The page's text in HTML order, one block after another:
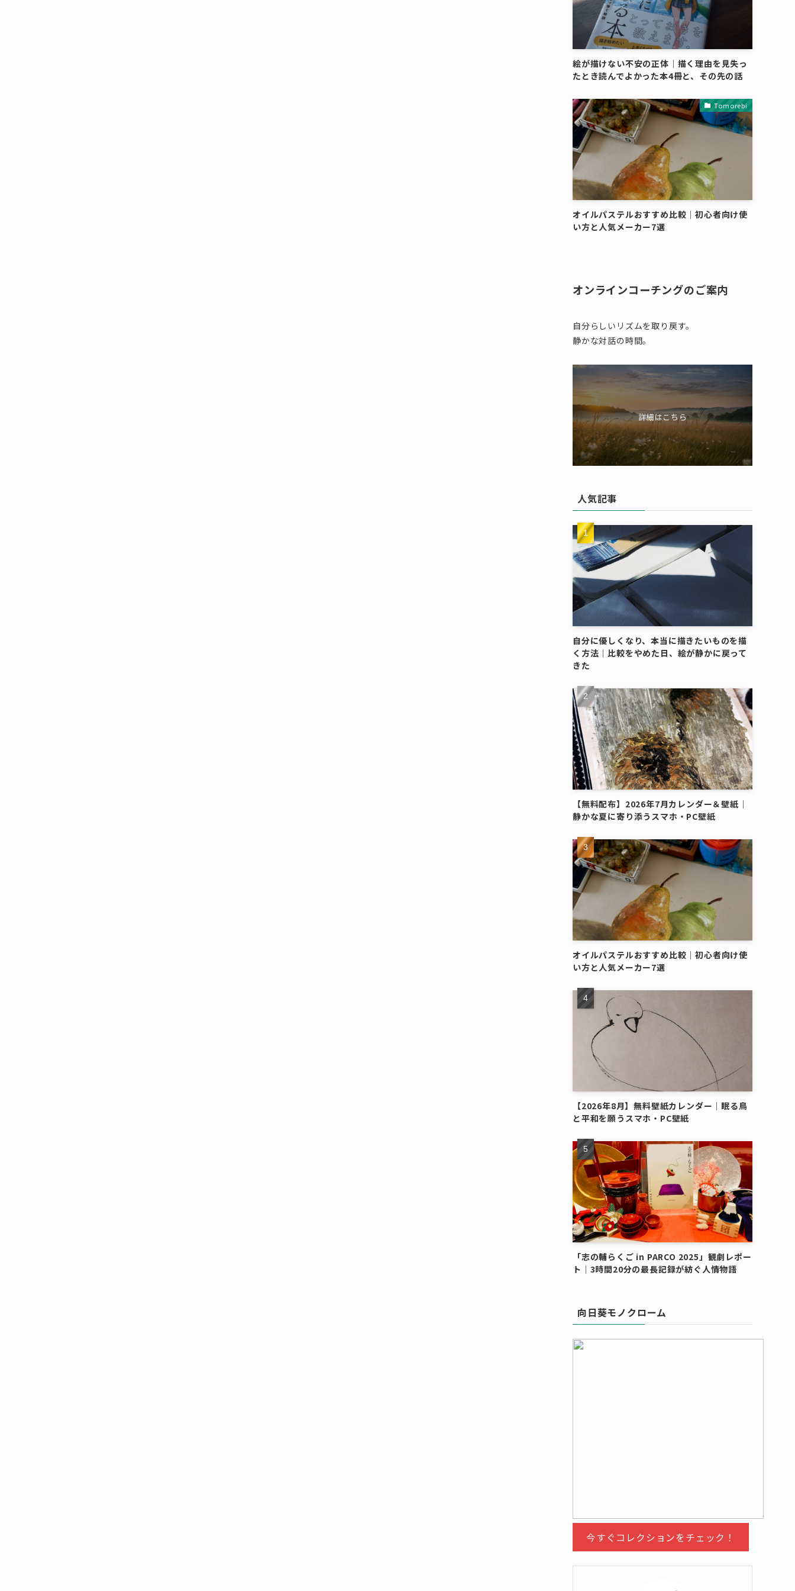
絵が描けない不安の正体｜描く理由を見失っ
たとき読んでよかった本4冊と、その先の話
Tomorebi
オイルパステルおすすめ比較｜初心者向け使
い方と人気メーカー7選
オンラインコーチングのご案内
自分らしいリズムを取り戻す。
静かな対話の時間。
詳細はこちら
人気記事
自分に優しくなり、本当に描きたいものを描
く方法｜比較をやめた日、絵が静かに戻って
きた
【無料配布】2026年7月カレンダー＆壁紙｜
静かな夏に寄り添うスマホ・PC壁紙
オイルパステルおすすめ比較｜初心者向け使
い方と人気メーカー7選
【2026年8月】無料壁紙カレンダー｜眠る鳥
と平和を願うスマホ・PC壁紙
「志の輔らくご in PARCO 2025」観劇レポー
ト｜3時間20分の最長記録が紡ぐ人情物語
向日葵モノクローム
今すぐコレクションをチェック！